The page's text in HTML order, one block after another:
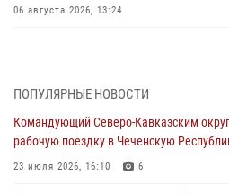
06 августа 2026, 13:24
06 августа 2026, 12:35 1
Росгвардейцы провели выставку
«Гвардеец» в Пензе (видео)
06 августа 2026, 12:00
ПОПУЛЯРНЫЕ НОВОСТИ
Командующий Северо-Кавказским
рабочую поездку в Чеченскую
23 июля 2026, 16:10 6